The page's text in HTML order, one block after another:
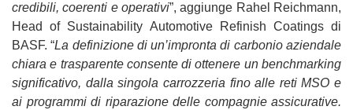
credibili, coerenti e operativi”, aggiunge Rahel Reichmann,
Head of Sustainability Automotive Refinish Coatings di
BASF. “La definizione di un’impronta di carbonio aziendale
chiara e trasparente consente di ottenere un benchmarking
significativo, dalla singola carrozzeria fino alle reti MSO e
ai programmi di riparazione delle compagnie assicurative.